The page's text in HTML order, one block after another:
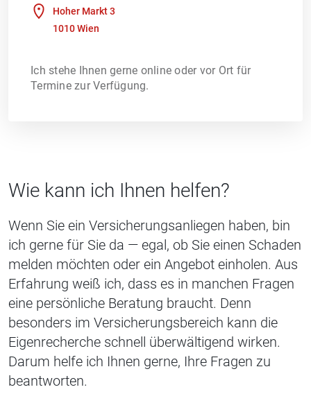
Hoher Markt 3
1010 Wien
Ich stehe Ihnen gerne online oder vor Ort für
Termine zur Verfügung.
Wie kann ich Ihnen helfen?
Wenn Sie ein Versicherungsanliegen haben, bin
ich gerne für Sie da — egal, ob Sie einen Schaden
melden möchten oder ein Angebot einholen. Aus
Erfahrung weiß ich, dass es in manchen Fragen
eine persönliche Beratung braucht. Denn
besonders im Versicherungsbereich kann die
Eigenrecherche schnell überwältigend wirken.
Darum helfe ich Ihnen gerne, Ihre Fragen zu
beantworten.